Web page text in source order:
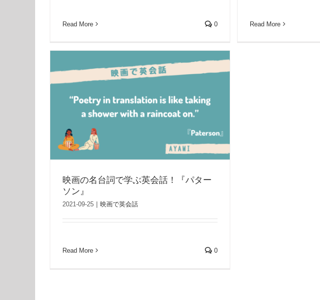
Read More 0 Read More
映画の名台詞で学ぶ英会話！『パター
ソン』
2021-09-25 | 映画で英会話
Read More 0